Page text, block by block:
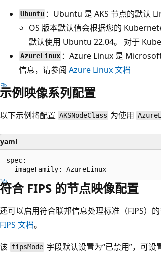
Ubuntu ：Ubuntu 是 AKS 节点的默认
OS 版本默认值会根据您的
默认使用 Ubuntu 22.04。 对于
AzureLinux ：Azure Linux 是
信息，请参阅 Azure Linux 文档
示例映像系列配置
以下示例将配置 AKSNodeClass 为使用
yaml
spec:
符合 FIPS 的节点映像配置
还可以启用符合联邦信息处理标准（FIPS）
FIPS 文档。
该 fipsMode 字段默认设置为“已禁用”，可设